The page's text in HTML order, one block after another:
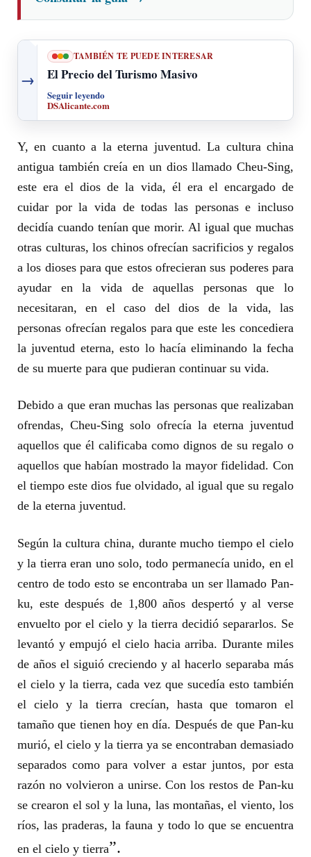
→
TAMBIÉN TE PUEDE INTERESAR
El Precio del Turismo Masivo
Seguir leyendo
DSAlicante.com
Y, en cuanto a la eterna juventud. La cultura china
antigua también creía en un dios llamado Cheu-Sing,
este era el dios de la vida, él era el encargado de
cuidar por la vida de todas las personas e incluso
decidía cuando tenían que morir. Al igual que muchas
otras culturas, los chinos ofrecían sacrificios y regalos
a los dioses para que estos ofrecieran sus poderes para
ayudar en la vida de aquellas personas que lo
necesitaran, en el caso del dios de la vida, las
personas ofrecían regalos para que este les concediera
la juventud eterna, esto lo hacía eliminando la fecha
de su muerte para que pudieran continuar su vida.
Debido a que eran muchas las personas que realizaban
ofrendas, Cheu-Sing solo ofrecía la eterna juventud
aquellos que él calificaba como dignos de su regalo o
aquellos que habían mostrado la mayor fidelidad. Con
el tiempo este dios fue olvidado, al igual que su regalo
de la eterna juventud.
Según la cultura china, durante mucho tiempo el cielo
y la tierra eran uno solo, todo permanecía unido, en el
centro de todo esto se encontraba un ser llamado Pan-
ku, este después de 1,800 años despertó y al verse
envuelto por el cielo y la tierra decidió separarlos. Se
levantó y empujó el cielo hacia arriba. Durante miles
de años el siguió creciendo y al hacerlo separaba más
el cielo y la tierra, cada vez que sucedía esto también
el cielo y la tierra crecían, hasta que tomaron el
tamaño que tienen hoy en día. Después de que Pan-ku
murió, el cielo y la tierra ya se encontraban demasiado
separados como para volver a estar juntos, por esta
razón no volvieron a unirse. Con los restos de Pan-ku
se crearon el sol y la luna, las montañas, el viento, los
ríos, las praderas, la fauna y todo lo que se encuentra
en el cielo y tierra”.